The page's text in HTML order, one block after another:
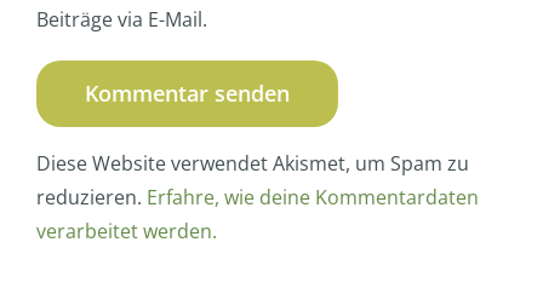
Beiträge via E-Mail.
Diese Website verwendet Akismet, um Spam zu
reduzieren. Erfahre, wie deine Kommentardaten
verarbeitet werden.